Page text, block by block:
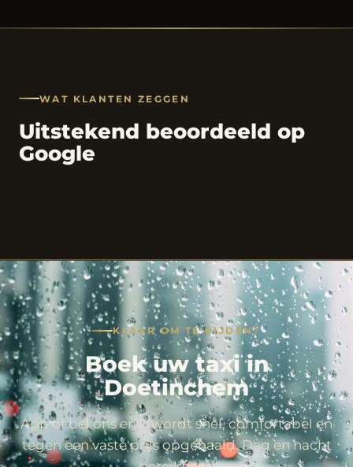
WAT KLANTEN ZEGGEN
Uitstekend beoordeeld op
Google
KLAAR OM TE RIJDEN?
Boek uw taxi in
Doetinchem
App of bel ons en u wordt snel, comfortabel en
tegen een vaste prijs opgehaald. Dag en nacht